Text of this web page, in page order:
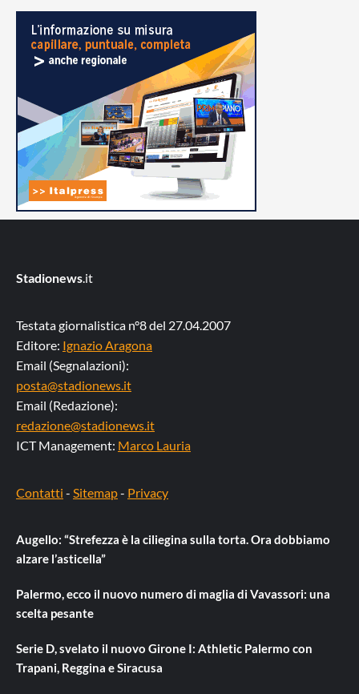
Stadionews.it
Testata giornalistica n°8 del 27.04.2007
Editore: Ignazio Aragona
Email (Segnalazioni):
posta@stadionews.it
Email (Redazione):
redazione@stadionews.it
ICT Management: Marco Lauria
Contatti - Sitemap- Privacy
Augello: “Strefezza è la ciliegina sulla torta. Ora dobbiamo
alzare l’asticella”
Palermo, ecco il nuovo numero di maglia di Vavassori: una
scelta pesante
Serie D, svelato il nuovo Girone I: Athletic Palermo con
Trapani, Reggina e Siracusa